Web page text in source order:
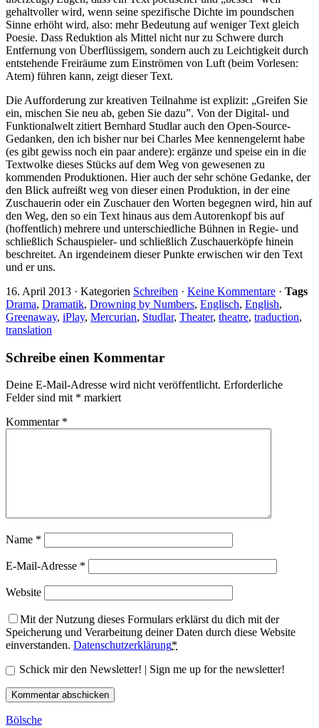
gehaltvoller wird, wenn seine spezifische Dichte im poundschen
Sinne erhöht wird, also: mehr Bedeutung auf weniger Text gleich
Poesie. Dass Reduktion als Mittel nicht nur zu Schwere durch
Entfernung von Überflüssigem, sondern auch zu Leichtigkeit durch
entstehende Freiräume zum Einströmen von Luft (beim Vorlesen:
Atem) führen kann, zeigt dieser Text.
Die Aufforderung zur kreativen Teilnahme ist explizit: „Greifen Sie
ein, mischen Sie neu ab, geben Sie dazu”. Von der Digital- und
Funktionalwelt zitiert Bernhard Studlar auch den Open-Source-
Gedanken, den ich bisher nur bei Charles Mee kennengelernt habe
(es gibt gewiss noch ein paar andere): ergänze und speise ein in die
Textwolke dieses Stücks auf dem Weg von gewesenen zu
kommenden Produktionen. Hier auch der sehr schöne Gedanke, der
den Blick aufreißt weg von dieser einen Produktion, in der eine
Zuschauerin oder ein Zuschauer den Worten begegnen wird, hin auf
den Weg, den so ein Text hinaus aus dem Autorenkopf bis auf
(hoffentlich) mehrere und unterschiedliche Bühnen in Regie- und
schließlich Schauspieler- und schließlich Zuschauerköpfe hinein
beschreitet. An irgendeinem dieser Punkte erwischen wir den Text
und er uns.
16. April 2013 · Kategorien Schreiben · Keine Kommentare · Tags
Drama, Dramatik, Drowning by Numbers, Englisch, English,
Greenaway, iPlay, Mercurian, Studlar, Theater, theatre, traduction,
translation
Schreibe einen Kommentar
Deine E-Mail-Adresse wird nicht veröffentlicht. Erforderliche
Felder sind mit * markiert
Kommentar *
Name *
E-Mail-Adresse *
Website
Mit der Nutzung dieses Formulars erklärst du dich mit der
Speicherung und Verarbeitung deiner Daten durch diese Website
einverstanden. Datenschutzerklärung*
Schick mir den Newsletter! | Sign me up for the newsletter!
Bölsche